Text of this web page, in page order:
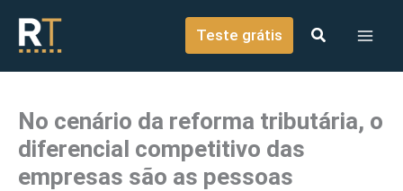
conteúdo
Teste grátis
No cenário da reforma tributária, o
diferencial competitivo das
empresas são as pessoas